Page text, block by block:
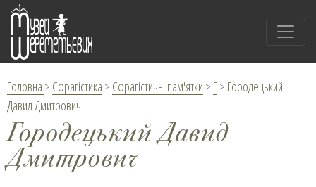
Головна > Сфрагістика > Сфрагістичні пам'ятки > Г> Городецький
Давид Дмитрович
Городецький Давид
Дмитрович